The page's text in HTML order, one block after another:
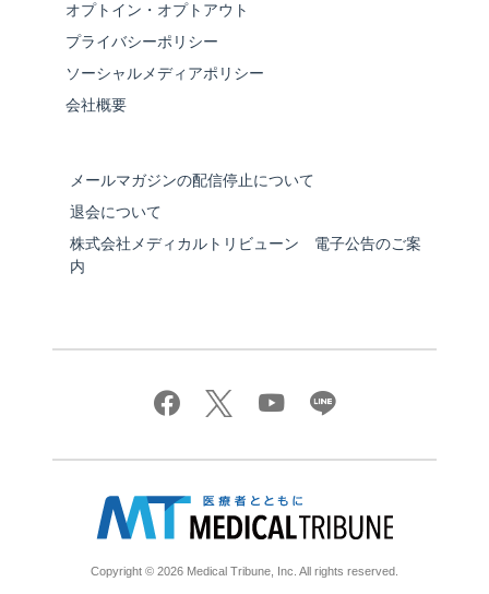
オプトイン・オプトアウト
プライバシーポリシー
ソーシャルメディアポリシー
会社概要
メールマガジンの配信停止について
退会について
株式会社メディカルトリビューン 電子公告のご案
内
Copyright © 2026 Medical Tribune, Inc. All rights reserved.